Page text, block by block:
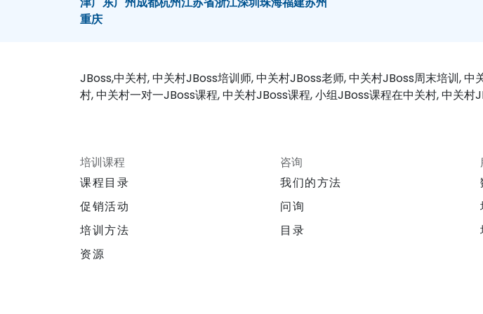
重庆
JBoss,中关村, 中关村JBoss培训师, 中关村JBoss老师, 中关村JBoss周末培训,
村, 中关村一对一JBoss课程, 中关村JBoss课程, 小组JBoss课程在中关村, 中关
培训课程
课程目录
促销活动
培训方法
资源
咨询
我们的方法
问询
目录